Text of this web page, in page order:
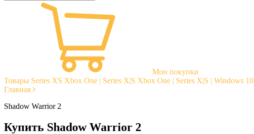
Мои покупки
Товары Series XS Xbox One | Series X|S Xbox One | Series X|S | Windows 10
Главная
Shadow Warrior 2
Купить Shadow Warrior 2